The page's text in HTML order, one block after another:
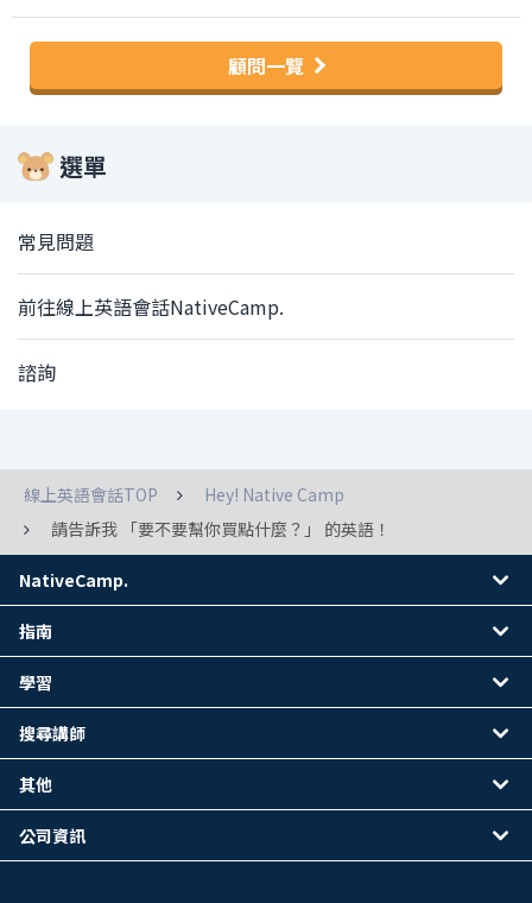
顧問一覽
選單
常見問題
前往線上英語會話NativeCamp.
諮詢
線上英語會話TOP
Hey! Native Camp
請告訴我 「要不要幫你買點什麼？」 的英語！
NativeCamp.
指南
學習
搜尋講師
其他
公司資訊